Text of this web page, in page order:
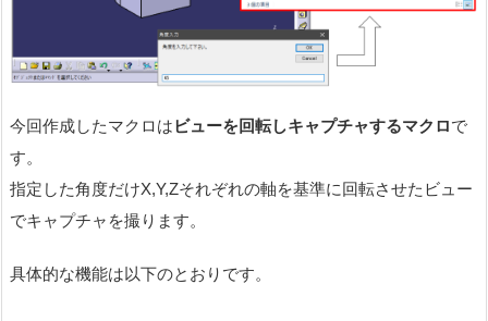
今回作成したマクロはビューを回転しキャプチャするマクロで
す。
指定した角度だけX,Y,Zそれぞれの軸を基準に回転させたビュー
でキャプチャを撮ります。
具体的な機能は以下のとおりです。